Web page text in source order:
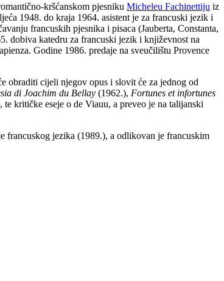
kršćanskom pjesniku Micheleu Fachinettiju iz
1948. do kraja 1964. asistent je za francuski jezik i
francuskih pjesnika i pisaca (Jauberta, Constanta,
dobiva katedru za francuski jezik i književnost na
Godine 1986. predaje na sveučilištu Provence
obraditi cijeli njegov opus i slovit će za jednog od
di Joachim du Bellay (1962.), Fortunes et infortunes
te kritičke eseje o de Viauu, a preveo je na talijanski
francuskog jezika (1989.), a odlikovan je francuskim